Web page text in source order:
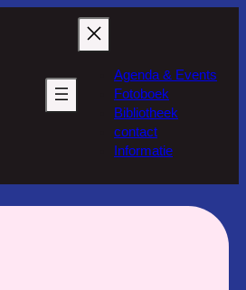
Agenda & Events
Fotoboek
Bibliotheek
contact
Informatie